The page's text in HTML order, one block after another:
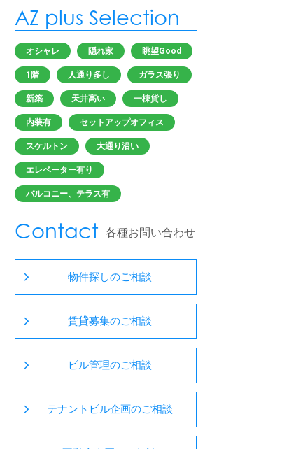
AZ plus Selection
オシャレ 隠れ家 眺望Good
1階 人通り多し ガラス張り
新築 天井高い 一棟貨し
内装有 セットアップオフィス
スケルトン 大通り沿い
エレベーター有り
バルコニー、テラス有
Contact 各種お問い合わせ
物件探しのご相談
賃貸募集のご相談
ビル管理のご相談
テナントビル企画のご相談